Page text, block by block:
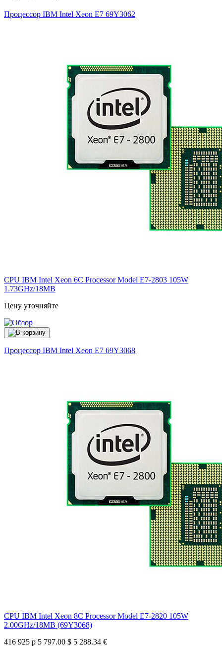
Процессор IBM Intel Xeon E7 69Y3062
CPU IBM Intel Xeon 6C Processor Model E7-2803 105W
1.73GHz/18MB
Цену уточняйте
Процессор IBM Intel Xeon E7 69Y3068
CPU IBM Intel Xeon 8C Processor Model E7-2820 105W
2.00GHz/18MB (69Y3068)
416 925 р 5 797.00 $ 5 288.34 €